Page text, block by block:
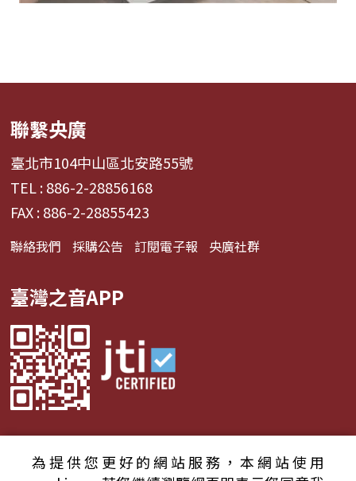
聯繫央廣
臺北市104中山區北安路55號
TEL : 886-2-28856168
FAX : 886-2-28855423
聯絡我們 採購公告 訂閱電子報 央廣社群
臺灣之音APP
© 2024財團法人中央廣播電臺 版權所有
為提供您更好的網站服務，本網站使用